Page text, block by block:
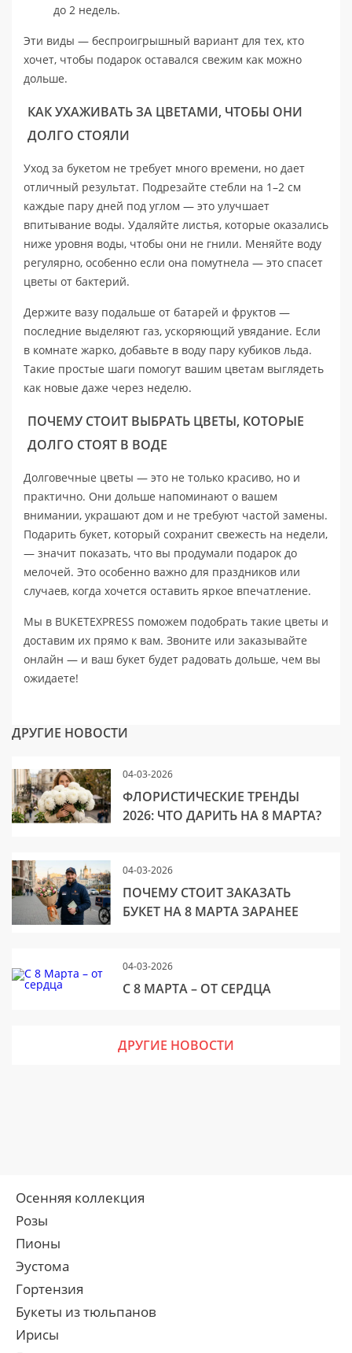
до 2 недель.
Эти виды — беспроигрышный вариант для тех, кто
хочет, чтобы подарок оставался свежим как можно
дольше.
КАК УХАЖИВАТЬ ЗА ЦВЕТАМИ, ЧТОБЫ ОНИ
ДОЛГО СТОЯЛИ
Уход за букетом не требует много времени, но дает
отличный результат. Подрезайте стебли на 1–2 см
каждые пару дней под углом — это улучшает
впитывание воды. Удаляйте листья, которые оказались
ниже уровня воды, чтобы они не гнили. Меняйте воду
регулярно, особенно если она помутнела — это спасет
цветы от бактерий.
Держите вазу подальше от батарей и фруктов —
последние выделяют газ, ускоряющий увядание. Если
в комнате жарко, добавьте в воду пару кубиков льда.
Такие простые шаги помогут вашим цветам выглядеть
как новые даже через неделю.
ПОЧЕМУ СТОИТ ВЫБРАТЬ ЦВЕТЫ, КОТОРЫЕ
ДОЛГО СТОЯТ В ВОДЕ
Долговечные цветы — это не только красиво, но и
практично. Они дольше напоминают о вашем
внимании, украшают дом и не требуют частой замены.
Подарить букет, который сохранит свежесть на недели,
— значит показать, что вы продумали подарок до
мелочей. Это особенно важно для праздников или
случаев, когда хочется оставить яркое впечатление.
Мы в BUKETEXPRESS поможем подобрать такие цветы и
доставим их прямо к вам. Звоните или заказывайте
онлайн — и ваш букет будет радовать дольше, чем вы
ожидаете!
ДРУГИЕ НОВОСТИ
04-03-2026
ФЛОРИСТИЧЕСКИЕ ТРЕНДЫ
2026: ЧТО ДАРИТЬ НА 8 МАРТА?
04-03-2026
ПОЧЕМУ СТОИТ ЗАКАЗАТЬ
БУКЕТ НА 8 МАРТА ЗАРАНЕЕ
04-03-2026
С 8 МАРТА – ОТ СЕРДЦА
ДРУГИЕ НОВОСТИ
Осенняя коллекция
Розы
Пионы
Эустома
Гортензия
Букеты из тюльпанов
Ирисы